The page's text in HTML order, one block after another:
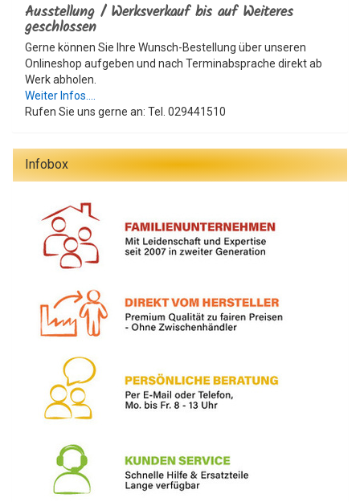
Ausstellung / Werksverkauf bis auf Weiteres
geschlossen
Gerne können Sie Ihre Wunsch-Bestellung über unseren
Onlineshop aufgeben und nach Terminabsprache direkt ab
Werk abholen.
Weiter Infos....
Rufen Sie uns gerne an: Tel. 029441510
Infobox